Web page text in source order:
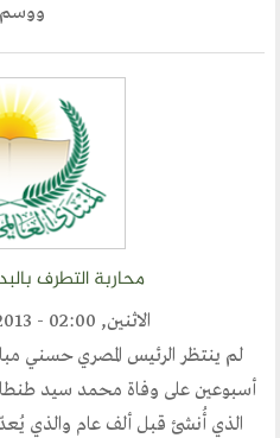
محاربة التطرف
الاثنين, December 9, 2013 - 02:00
لم ينتظر الرئيس المصري حسني
أسبوعين على وفاة محمد سيد
الذي أُنشئ قبل ألف عام والذي